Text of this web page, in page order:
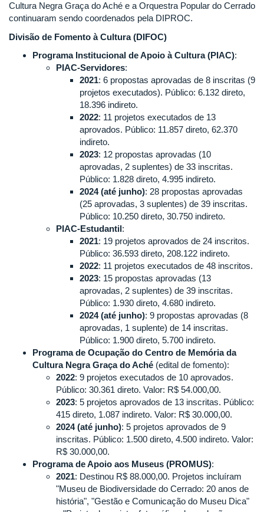
Cultura Negra Graça do Aché e a Orquestra Popular do Cerrado
continuaram sendo coordenados pela DIPROC.
Divisão de Fomento à Cultura (DIFOC)
Programa Institucional de Apoio à Cultura (PIAC):
PIAC-Servidores:
2021: 6 propostas aprovadas de 8 inscritas (9
projetos executados). Público: 6.132 direto,
18.396 indireto.
2022: 11 projetos executados de 13
aprovados. Público: 11.857 direto, 62.370
indireto.
2023: 12 propostas aprovadas (10
aprovadas, 2 suplentes) de 33 inscritas.
Público: 1.828 direto, 4.995 indireto.
2024 (até junho): 28 propostas aprovadas
(25 aprovadas, 3 suplentes) de 39 inscritas.
Público: 10.250 direto, 30.750 indireto.
PIAC-Estudantil:
2021: 19 projetos aprovados de 24 inscritos.
Público: 36.593 direto, 208.122 indireto.
2022: 11 projetos executados de 48 inscritos.
2023: 15 propostas aprovadas (13
aprovadas, 2 suplentes) de 39 inscritas.
Público: 1.930 direto, 4.680 indireto.
2024 (até junho): 9 propostas aprovadas (8
aprovadas, 1 suplente) de 14 inscritas.
Público: 1.900 direto, 5.700 indireto.
Programa de Ocupação do Centro de Memória da
Cultura Negra Graça do Aché (edital de fomento):
2022: 9 projetos executados de 10 aprovados.
Público: 30.361 direto. Valor: R$ 54.000,00.
2023: 5 projetos aprovados de 13 inscritas. Público:
415 direto, 1.087 indireto. Valor: R$ 30.000,00.
2024 (até junho): 5 projetos aprovados de 9
inscritas. Público: 1.500 direto, 4.500 indireto. Valor:
R$ 30.000,00.
Programa de Apoio aos Museus (PROMUS):
2021: Destinou R$ 88.000,00. Projetos incluíram
"Museu de Biodiversidade do Cerrado: 20 anos de
história", "Gestão e Comunicação do Museu Dica"